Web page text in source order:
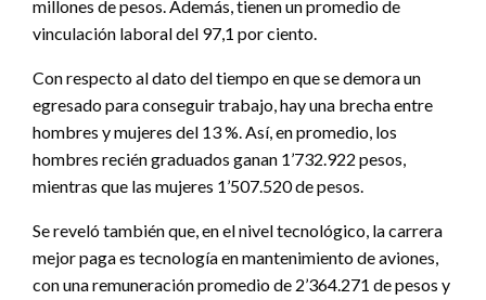
millones de pesos. Además, tienen un promedio de
vinculación laboral del 97,1 por ciento.
Con respecto al dato del tiempo en que se demora un
egresado para conseguir trabajo, hay una brecha entre
hombres y mujeres del 13 %. Así, en promedio, los
hombres recién graduados ganan 1’732.922 pesos,
mientras que las mujeres 1’507.520 de pesos.
Se reveló también que, en el nivel tecnológico, la carrera
mejor paga es tecnología en mantenimiento de aviones,
con una remuneración promedio de 2’364.271 de pesos y